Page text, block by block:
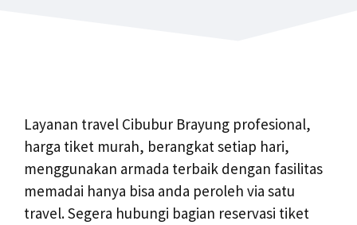
Layanan travel Cibubur Brayung profesional,
harga tiket murah, berangkat setiap hari,
menggunakan armada terbaik dengan fasilitas
memadai hanya bisa anda peroleh via satu
travel. Segera hubungi bagian reservasi tiket